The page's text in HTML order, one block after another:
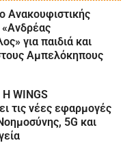
Ανακουφιστικής
για παιδιά και
Αμπελόκηπους
Η WINGS
τις νέες εφαρμογές
5G και